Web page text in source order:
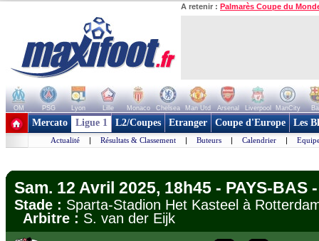
A retenir : Palmarès Coupe du
OM PSG Lyon Lille Monaco Chelsea Man Utd Arsenal Liverpool ManCity
+ de clubs
Mercato Ligue 1 L2/Coupes Etranger Coupe d'Europe Les
Actualité | Résultats & Classement | Buteurs | Calendrier |
Sam. 12 Avril 2025, 18h45 - PAYS-BAS
Stade : Sparta-Stadion Het Kasteel à
Arbitre : S. van der Eijk